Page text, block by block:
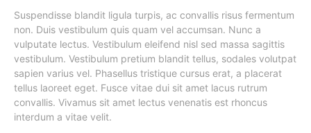
Suspendisse blandit ligula turpis, ac convallis risus fermentum
non. Duis vestibulum quis quam vel accumsan. Nunc a
vulputate lectus. Vestibulum eleifend nisl sed massa sagittis
vestibulum. Vestibulum pretium blandit tellus, sodales volutpat
sapien varius vel. Phasellus tristique cursus erat, a placerat
tellus laoreet eget. Fusce vitae dui sit amet lacus rutrum
convallis. Vivamus sit amet lectus venenatis est rhoncus
interdum a vitae velit.